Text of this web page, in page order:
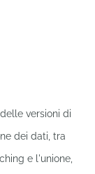
versioni di
dei dati, tra
e l'unione,